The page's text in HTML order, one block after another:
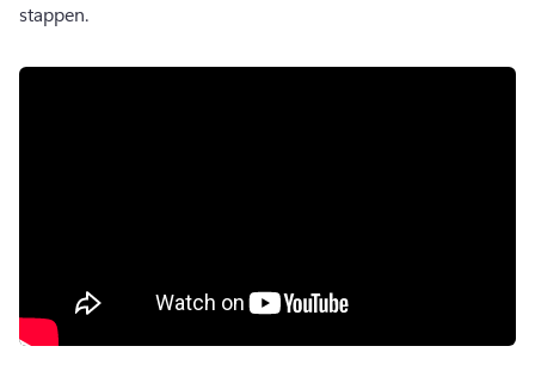
stappen.